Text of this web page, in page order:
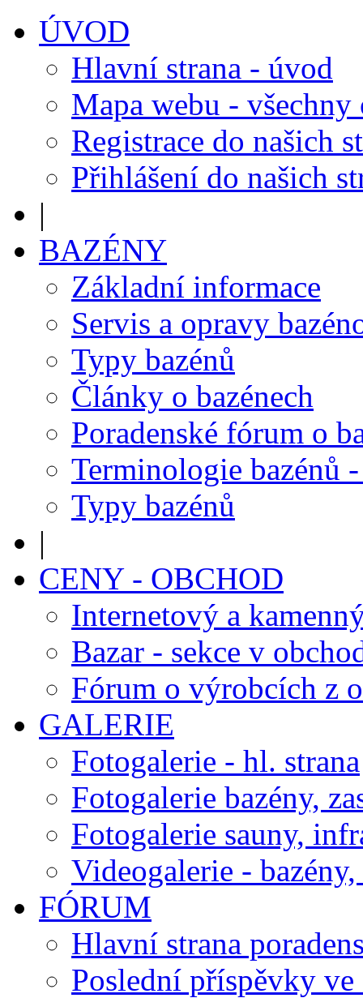
ÚVOD
Hlavní strana - úvod
Mapa webu - všechny
Registrace do našich
Přihlášení do našich
|
BAZÉNY
Základní informace
Servis a opravy
Typy bazénů
Články o bazénech
Poradenské fórum o
Terminologie bazénů
Typy bazénů
|
CENY - OBCHOD
Internetový a
Bazar - sekce v
Fórum o výrobcích z
GALERIE
Fotogalerie - hl. strana
Fotogalerie bazény,
Fotogalerie sauny,
Videogalerie - bazény,
FÓRUM
Hlavní strana
Poslední příspěvky